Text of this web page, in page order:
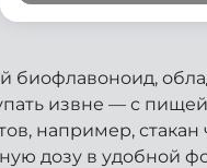
биофлавоноид,
извне — с
например,
дозу в удобной